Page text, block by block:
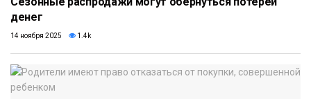
денег
14 ноября 2025 1.4k